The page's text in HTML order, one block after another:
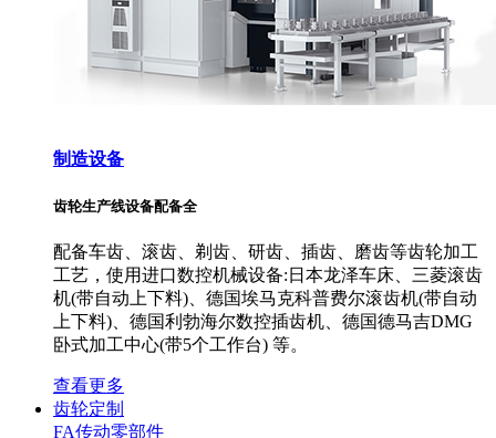
制造设备
齿轮生产线设备配备全
配备车齿、滚齿、剃齿、研齿、插齿、磨齿等齿轮加工
工艺，使用进口数控机械设备:日本龙泽车床、三菱滚齿
机(带自动上下料)、德国埃马克科普费尔滚齿机(带自动
上下料)、德国利勃海尔数控插齿机、德国德马吉DMG
卧式加工中心(带5个工作台) 等。
查看更多
齿轮定制
FA传动零部件